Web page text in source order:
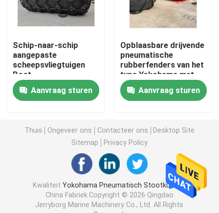
Drijvend Pneumatisch Stootkussen
Marien Rubberluchtkussen
schuim gevuld stootkussen
Schip lanceringsluchtkussen
Zware Opheffende Luchtkussens
Marine Navigation Buoy
Schip-naar-schip
aangepaste
scheepsvliegtuigen
Boot
rubbervliegtuigen
Yokohama type
Pneumatische
Aanvraag sturen
Opblaasbare drijvende
pneumatische
rubberfenders van het
type Yokohama met
bandenketennet
Aanvraag sturen
Thuis Ongeveer ons Contacteer ons
Desktop Site
Sitemap
Privacy Policy
KwaliteitYokohama Pneumatisch Stootkussen
China Fabriek.Copyright © 2026 Qingdao
Jerryborg Marine Machinery Co., Ltd. All Rights